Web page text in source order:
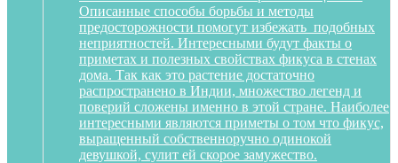
Описанные способы борьбы и методы
предосторожности помогут избежать подобных
неприятностей. Интересными будут факты о
приметах и полезных свойствах фикуса в стенах
дома. Так как это растение достаточно
распространено в Индии, множество легенд и
поверий сложены именно в этой стране. Наиболее
интересными являются приметы о том что фикус,
выращенный собственноручно одинокой
девушкой, сулит ей скорое замужество.